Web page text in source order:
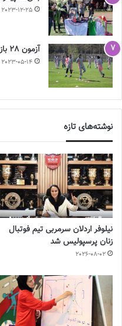
2023-12-25
آزمون 28 بازیکن را به اردو فرا خواند
2023-05-14
نوشته‌های تازه
نیلوفر اردلان سرمربی تیم فوتبال
زنان پرسپولیس شد
2026-08-02